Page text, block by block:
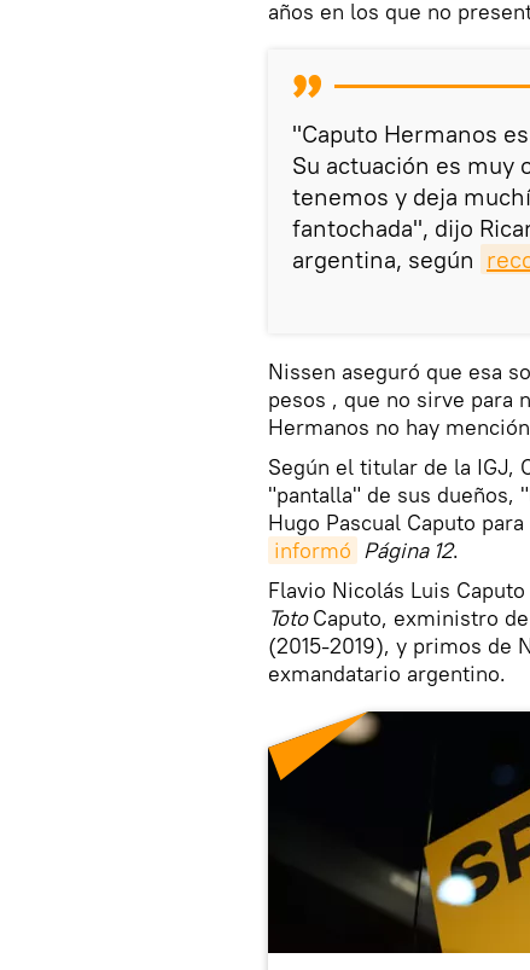
años en los que no
"Caputo Hermanos
Su actuación es muy
tenemos y deja
fantochada", dijo
argentina, según
Nissen aseguró que esa
pesos , que no sirve para
Hermanos no hay
Según el titular de la IGJ,
"pantalla" de sus dueños,
Hugo Pascual Caputo
informó Página 12.
Flavio Nicolás Luis
TotoCaputo, exministro
(2015-2019), y primos de
exmandatario argentino.